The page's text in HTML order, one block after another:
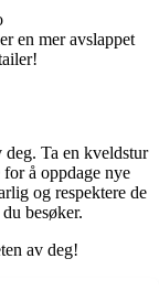
en mer avslappet
Ta en kveldstur
å oppdage nye
og respektere de
besøker.
av deg!